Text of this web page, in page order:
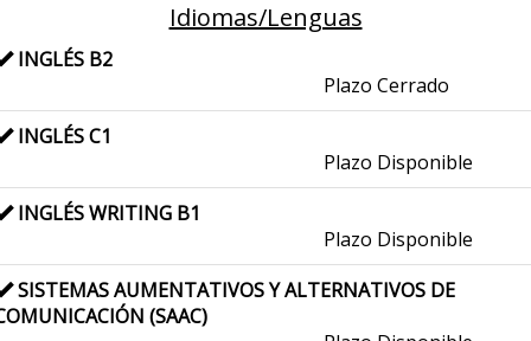
Idiomas/Lenguas
INGLÉS B2
Plazo Cerrado
INGLÉS C1
Plazo Disponible
INGLÉS WRITING B1
Plazo Disponible
SISTEMAS AUMENTATIVOS Y ALTERNATIVOS DE
(SAAC)